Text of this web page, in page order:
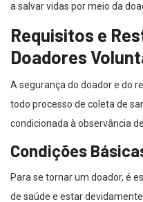
a salvar vidas por meio da
Requisitos e
Doadores
A segurança do doador e do
todo processo de coleta de
condicionada à observância
Condições
Para se tornar um doador, é
de saúde e estar